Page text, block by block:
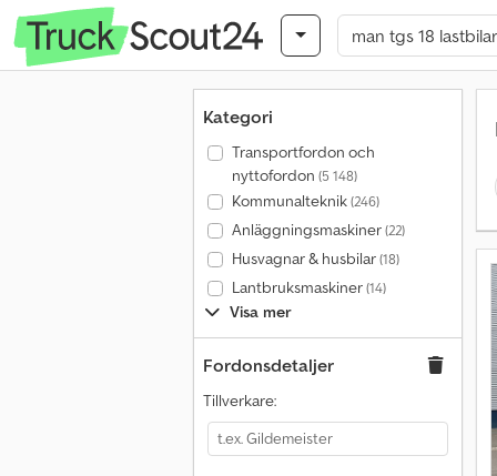
Kategori
Transportfordon och
nyttofordon (5 148)
Kommunalteknik(246)
Anläggningsmaskiner(22)
Husvagnar & husbilar(18)
Lantbruksmaskiner(14)
Visa mer
Fordonsdetaljer
Tillverkare: